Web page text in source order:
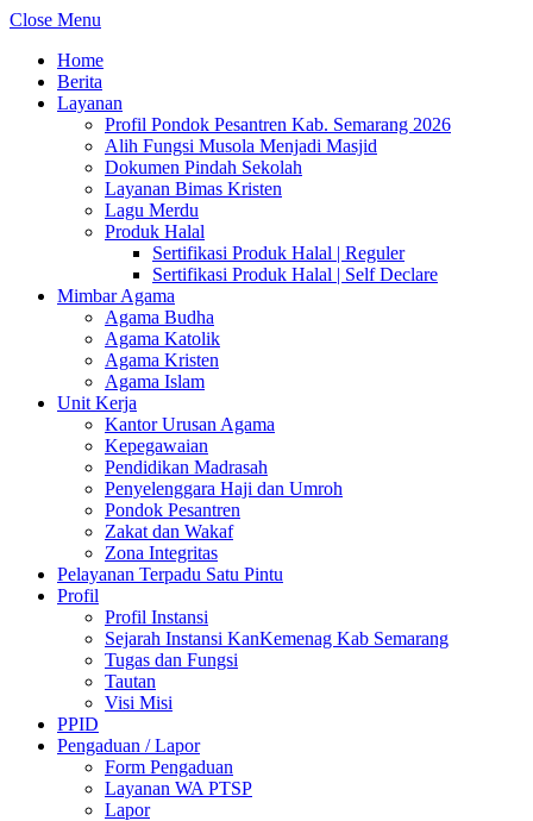
Close Menu
Home
Berita
Layanan
Profil Pondok Pesantren Kab. Semarang 2026
Alih Fungsi Musola Menjadi Masjid
Dokumen Pindah Sekolah
Layanan Bimas Kristen
Lagu Merdu
Produk Halal
Sertifikasi Produk Halal | Reguler
Sertifikasi Produk Halal | Self Declare
Mimbar Agama
Agama Budha
Agama Katolik
Agama Kristen
Agama Islam
Unit Kerja
Kantor Urusan Agama
Kepegawaian
Pendidikan Madrasah
Penyelenggara Haji dan Umroh
Pondok Pesantren
Zakat dan Wakaf
Zona Integritas
Pelayanan Terpadu Satu Pintu
Profil
Profil Instansi
Sejarah Instansi KanKemenag Kab Semarang
Tugas dan Fungsi
Tautan
Visi Misi
PPID
Pengaduan / Lapor
Form Pengaduan
Layanan WA PTSP
Lapor